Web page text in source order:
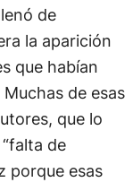
de
la aparición
que habían
de esas
que lo
de
porque esas